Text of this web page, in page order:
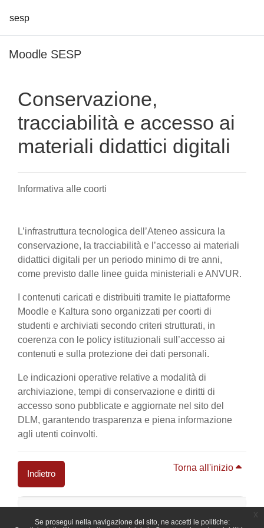
Se prosegui nella navigazione del sito, ne accetti le politiche:
sesp
Moodle SESP
Conservazione,
tracciabilità e accesso ai
materiali didattici digitali
Informativa alle coorti
L’infrastruttura tecnologica dell’Ateneo assicura la
conservazione, la tracciabilità e l’accesso ai materiali
didattici digitali per un periodo minimo di tre anni,
come previsto dalle linee guida ministeriali e ANVUR.
I contenuti caricati e distribuiti tramite le piattaforme
Moodle e Kaltura sono organizzati per coorti di
studenti e archiviati secondo criteri strutturati, in
coerenza con le policy istituzionali sull’accesso ai
contenuti e sulla protezione dei dati personali.
Le indicazioni operative relative a modalità di
archiviazione, tempi di conservazione e diritti di
accesso sono pubblicate e aggiornate nel sito del
DLM, garantendo trasparenza e piena informazione
agli utenti coinvolti.
Indietro
Torna all'inizio
Blocchi